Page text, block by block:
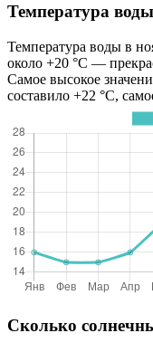
Температура
Температура воды в
около +20 °C —
Самое высокое
составило +22 °C,
Сколько